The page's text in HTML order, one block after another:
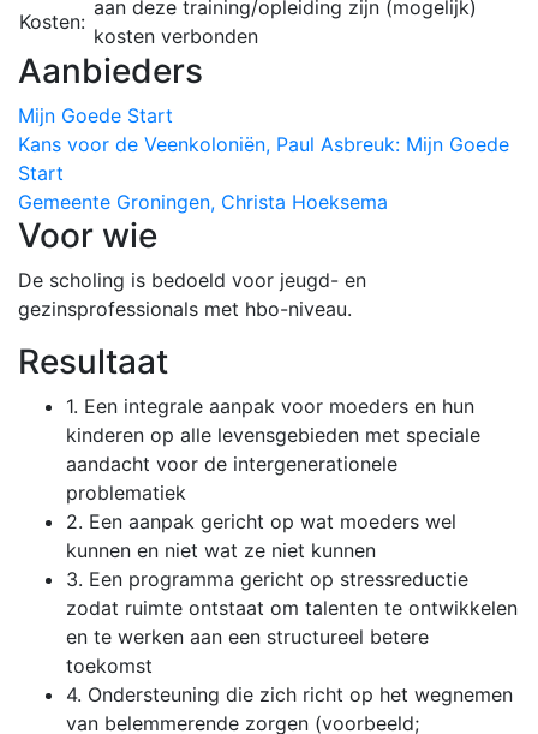
Kosten:
aan deze training/opleiding zijn (mogelijk)
kosten verbonden
Aanbieders
Mijn Goede Start
Kans voor de Veenkoloniën, Paul Asbreuk: Mijn Goede
Start
Gemeente Groningen, Christa Hoeksema
Voor wie
De scholing is bedoeld voor jeugd- en
gezinsprofessionals met hbo-niveau.
Resultaat
1. Een integrale aanpak voor moeders en hun
kinderen op alle levensgebieden met speciale
aandacht voor de intergenerationele
problematiek
2. Een aanpak gericht op wat moeders wel
kunnen en niet wat ze niet kunnen
3. Een programma gericht op stressreductie
zodat ruimte ontstaat om talenten te ontwikkelen
en te werken aan een structureel betere
toekomst
4. Ondersteuning die zich richt op het wegnemen
van belemmerende zorgen (voorbeeld;